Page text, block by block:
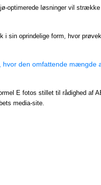
optimerede løsninger vil
i sin oprindelige form, hvor
den omfattende mængde
E fotos stillet til rådighed af
media-site.